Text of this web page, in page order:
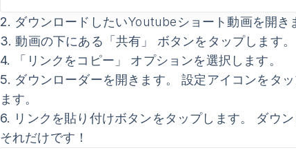
2. ダウンロードしたいYoutubeショート動画を開き
3. 動画の下にある 「共有」
ボタンをタップします。
4.
「リンクをコピー」
オプションを選択します。
5. ダウンローダーを開きます。 設定アイコンをタ
ます。
6. リンクを貼り付けボタンをタップします。 ダウ
それだけです！